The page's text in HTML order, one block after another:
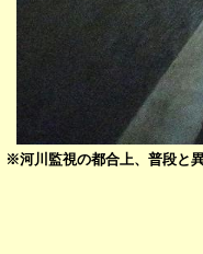
※河川監視の都合上、普段と